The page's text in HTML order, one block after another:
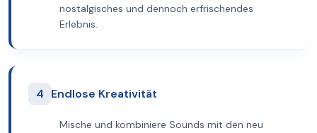
nostalgisches und dennoch erfrischendes
Erlebnis.
4 Endlose Kreativität
Mische und kombiniere Sounds mit den neu